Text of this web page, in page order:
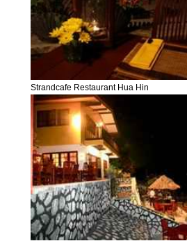
Strandcafe Restaurant Hua Hin